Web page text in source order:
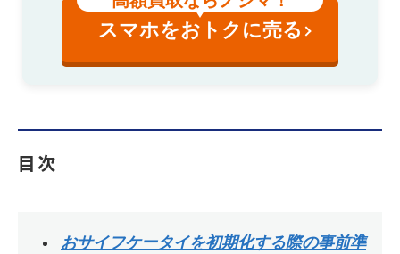
スマホをおトクに売る
目次
おサイフケータイを初期化する際の事前準